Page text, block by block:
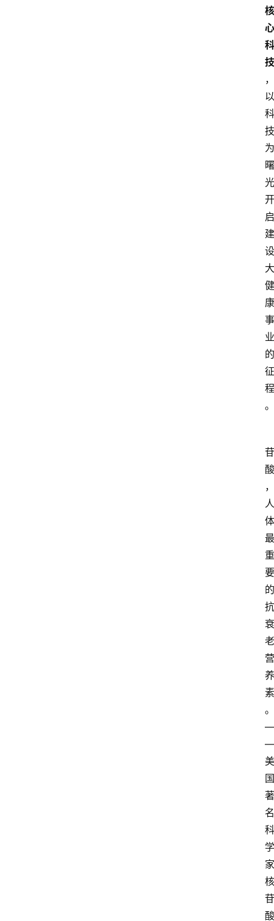
核
心
科
技
，
以
科
技
为
曙
光
开
启
建
设
大
健
康
事
业
的
征
程
。
苷
酸
，
人
体
最
重
要
的
抗
衰
老
营
养
素
。
—
—
美
国
著
名
科
学
家
核
苷
酸